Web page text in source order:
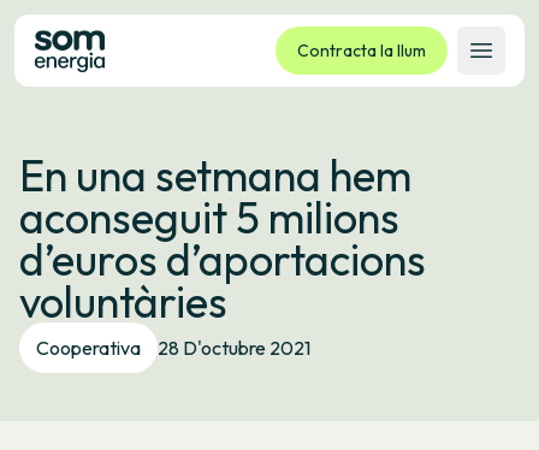
Contracta la llum
Obrir
Tarifes
Serveis
Empreses
La cooperativa
Contacte
Tràmits
En una setmana hem
aconseguit 5 milions
d’euros d’aportacions
voluntàries
Cooperativa 28 D'octubre 2021